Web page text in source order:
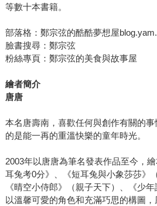
等數十本書籍。
部落格：鄭宗弦的酷酷夢想屋
臉書搜尋：鄭宗弦
粉絲專頁：鄭宗弦的美食與故事屋
繪者簡介
唐唐
本名唐壽南，喜歡任何與創作有關的
的是能一再的重溫快樂的童年時光。
2003年以唐唐為筆名發表作品至今，
耳兔考0分》、《短耳兔與小象莎莎》
《晴空小侍郎》（親子天下）、《少
以溫馨可愛的角色和充滿巧思的構圖